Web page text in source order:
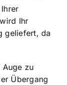
Ihr
geliefert, da
Auge zu
Übergang